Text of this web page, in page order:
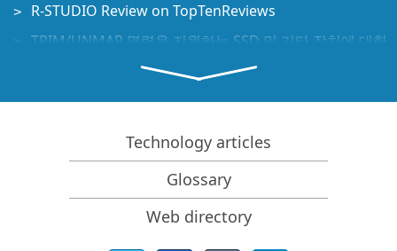
R-STUDIO Review on TopTenReviews
TRIM/UNMAP 명령을 지원하는 SSD 및 기타 장치에 대한
Recovery of Overwritten Data
Emergency File Recovery Using R-Studio Emergency
RAID 복구 프레젠테이션
Technology articles
Glossary
Web directory